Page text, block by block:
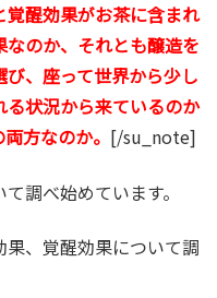
醒効果がお茶に含まれ
のか、それとも醸造を
、座って世界から少し
状況から来ているのか
方なのか。 [/su_note]
調べ始めています。
、覚醒効果について調